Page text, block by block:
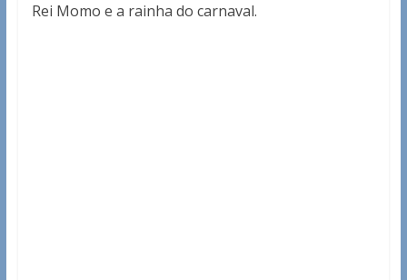
Rei Momo e a rainha do carnaval.